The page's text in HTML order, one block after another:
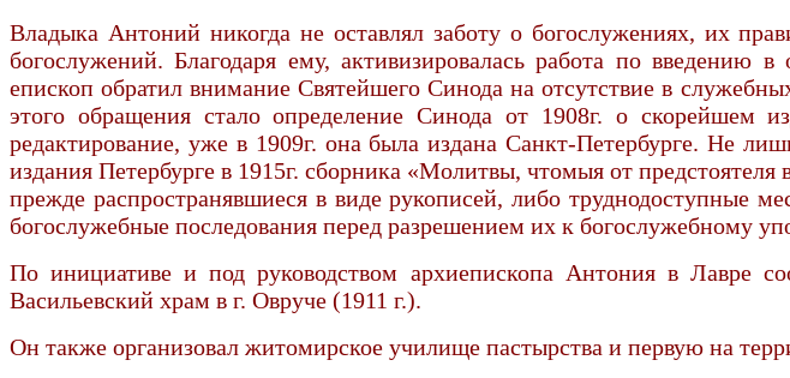
Владыка Антоний никогда не оставлял заботу о богослужениях, их
богослужений. Благодаря ему, активизировалась работа по введению
епископ обратил внимание Святейшего Синода на отсутствие в
этого обращения стало определение Синода от 1908г. о
редактирование, уже в 1909г. она была издана Санкт-Петербурге. Не
издания Петербурге в 1915г. сборника «Молитвы, чтомыя от
прежде распространявшиеся в виде рукописей, либо труднодоступные
богослужебные последования перед разрешением их к богослужебному
По инициативе и под руководством архиепископа Антония в Лавре
Васильевский храм в г. Овруче (1911 г.).
Он также организовал житомирское училище пастырства и первую на